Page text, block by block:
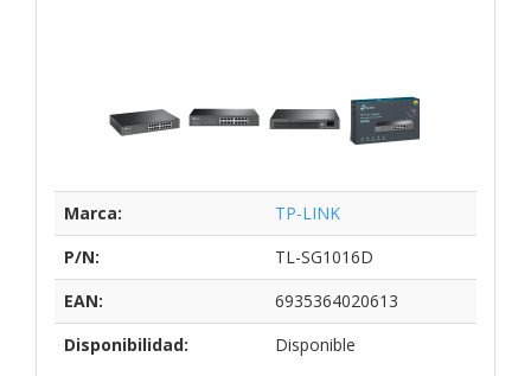
Marca:
TP-LINK
P/N:
TL-SG1016D
EAN:
6935364020613
Disponibilidad:
Disponible